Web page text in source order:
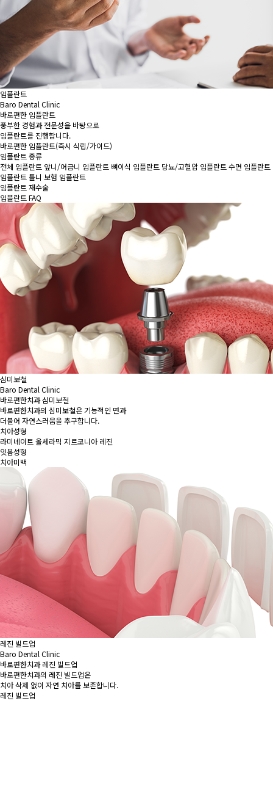
임플란트
Baro Dental Clinic
바로편한 임플란트
풍부한 경험과 전문성을 바탕으로
임플란트를 진행합니다.
바로편한 임플란트(즉시 식립/가이드)
임플란트 종류
전체 임플란트 앞니/어금니 임플란트 뼈이식 임플란트 당뇨/고혈압 임플란트수면 임플란트
임플란트 틀니 보험 임플란트
임플란트 재수술
임플란트 FAQ
심미보철
Baro Dental Clinic
바로편한치과 심미보철
바로편한치과의 심미보철은 기능적인 면과
더불어 자연스러움을 추구합니다.
치아성형
라미네이트올세라믹 지르코니아 레진
잇몸성형
치아미백
레진 빌드업
Baro Dental Clinic
바로편한치과 레진 빌드업
바로편한치과의 레진 빌드업은
치아 삭제 없이 자연 치아를 보존합니다.
레진 빌드업